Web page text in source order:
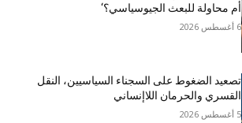
أم محاولة للبعث الجيوسياسي؟‘
6 أغسطس 2026
تصعيد الضغوط على السجناء السياسيين، النقل
القسري والحرمان اللاإنساني
5 أغسطس 2026